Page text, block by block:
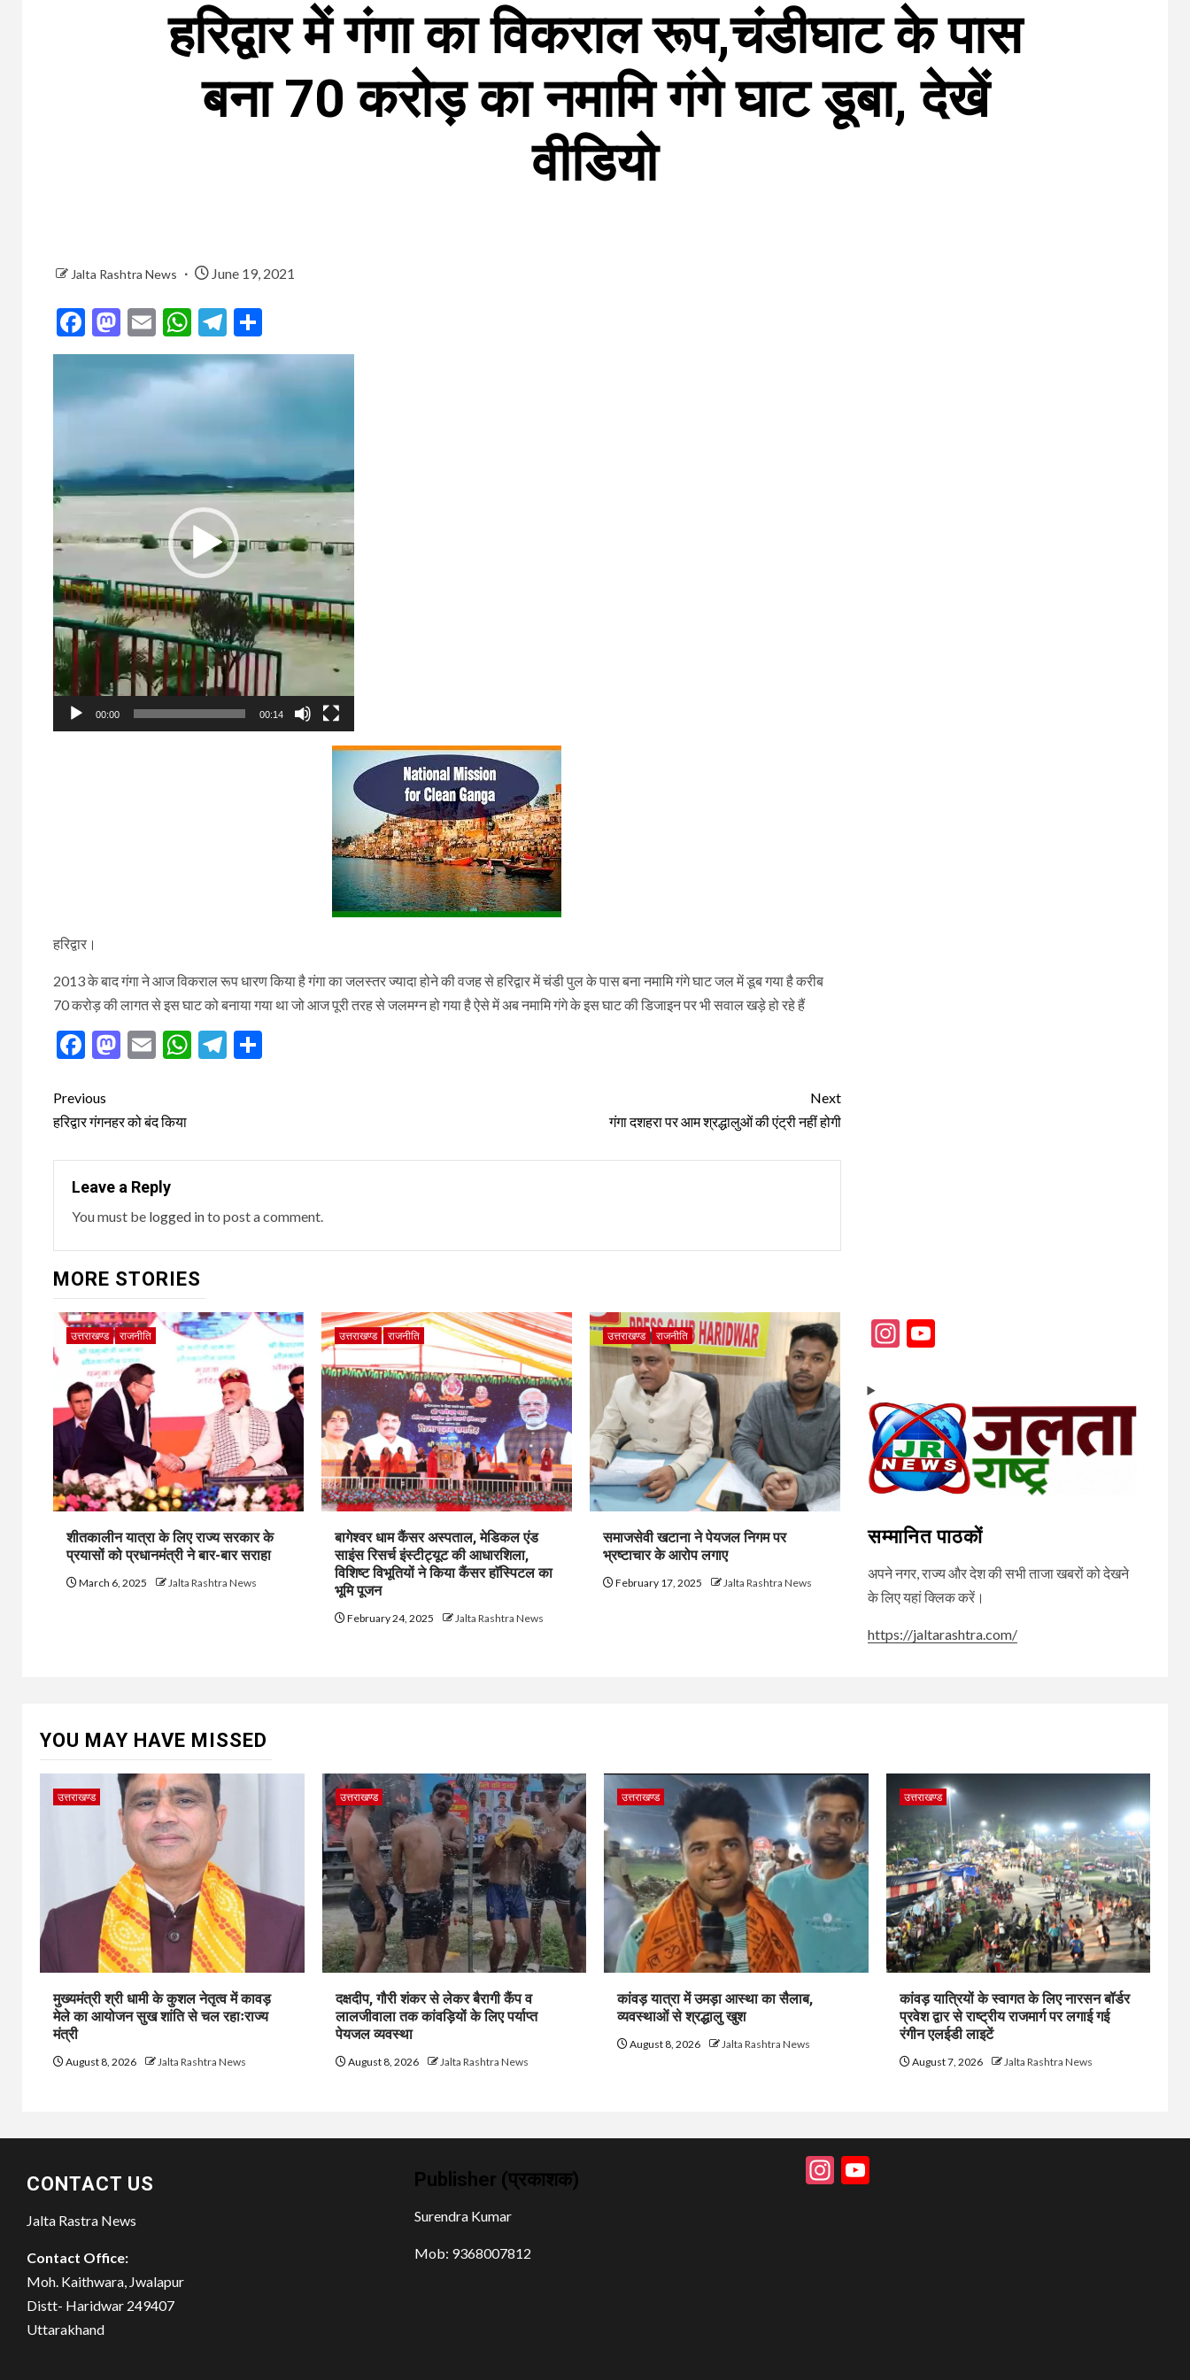
हरिद्वार में गंगा का विकराल रूप,चंडीघाट के पास
बना 70 करोड़ का नमामि गंगे घाट डूबा, देखें
वीडियो
Jalta Rashtra News June 19, 2021
Facebook
Mastodon
EmailWhatsApp
Telegram
00:00 00:14
हरिद्वार।
2013 के बाद गंगा ने आज विकराल रूप धारण किया है गंगा का जलस्तर ज्यादा होने की वजह से हरिद्वार में चंडी पुल के पास बना नमामि गंगे घाट जल में डूब गया है करीब
70 करोड़ की लागत से इस घाट को बनाया गया था जो आज पूरी तरह से जलमग्न हो गया है ऐसे में अब नमामि गंगे के इस घाट की डिजाइन पर भी सवाल खड़े हो रहे हैं
Facebook
Mastodon
EmailWhatsApp
Telegram
Post
navigation
Previous
हरिद्वार गंगनहर को बंद किया
Next
गंगा दशहरा पर आम श्रद्धालुओं की एंट्री नहीं होगी
Leave a Reply
You must be logged into post a comment.
MORE STORIES
उत्तराखण्ड राजनीति
शीतकालीन यात्रा के लिए राज्य सरकार के
प्रयासों को प्रधानमंत्री ने बार-बार सराहा
March 6, 2025 Jalta Rashtra News
उत्तराखण्ड राजनीति
बागेश्वर धाम कैंसर अस्पताल, मेडिकल एंड
साइंस रिसर्च इंस्टीट्यूट की आधारशिला,
विशिष्ट विभूतियों ने किया कैंसर हाॅस्पिटल का
भूमि पूजन
February 24, 2025 Jalta Rashtra News
उत्तराखण्ड राजनीति
समाजसेवी खटाना ने पेयजल निगम पर
भ्रष्टाचार के आरोप लगाए
February 17, 2025 Jalta Rashtra News
Instagram
YouTube
सम्मानित पाठकों
अपने नगर, राज्य और देश की सभी ताजा खबरों को देखने
के लिए यहां क्लिक करें।
https://jaltarashtra.com/
YOU MAY HAVE MISSED
उत्तराखण्ड
मुख्यमंत्री श्री धामी के कुशल नेतृत्व में कावड़
मेले का आयोजन सुख शांति से चल रहाःराज्य
मंत्री
August 8, 2026 Jalta Rashtra News
उत्तराखण्ड
दक्षदीप, गौरी शंकर से लेकर बैरागी कैंप व
लालजीवाला तक कांवड़ियों के लिए पर्याप्त
पेयजल व्यवस्था
August 8, 2026 Jalta Rashtra News
उत्तराखण्ड
कांवड़ यात्रा में उमड़ा आस्था का सैलाब,
व्यवस्थाओं से श्रद्धालु खुश
August 8, 2026 Jalta Rashtra News
उत्तराखण्ड
कांवड़ यात्रियों के स्वागत के लिए नारसन बॉर्डर
प्रवेश द्वार से राष्ट्रीय राजमार्ग पर लगाई गई
रंगीन एलईडी लाइटें
August 7, 2026 Jalta Rashtra News
CONTACT US
Jalta Rastra News
Contact Office:
Moh. Kaithwara, Jwalapur
Distt- Haridwar 249407
Uttarakhand
Publisher (प्रकाशक)
Surendra Kumar
Mob: 9368007812
Instagram